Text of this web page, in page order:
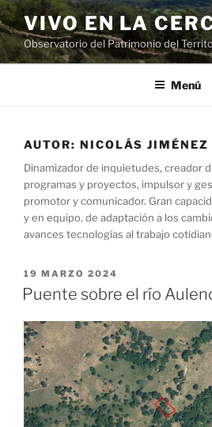
Saltar
al
contenido
VIVO EN LA
Observatorio del Patrimonio del
Menú
AUTOR: NICOLÁS JIMÉNEZ
Dinamizador de inquietudes, creador
programas y proyectos, impulsor y
promotor y comunicador. Gran
y en equipo, de adaptación a los
avances tecnologías al trabajo
PUBLICADO
EL
19 MARZO 2024
Puente sobre el río